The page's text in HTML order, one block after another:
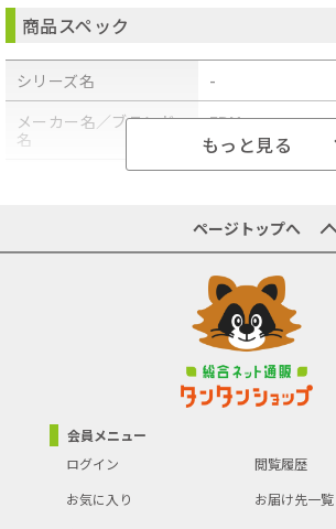
●日時指定、代金引換、熨斗や包装のご要望は
と予めご了承ください。
●【代金引換払い】【お届け時間指定】はご利
で、あらかじめご了承ください。
●ご注意：掲載している商品がオプション品
体セットの画像や説明を参照している場合が
に商品名・型式・部品番号等を必ずご確認くだ
商品スペック
シリーズ名
-
メーカー名／ブランド
名
EBM
業務用厨房機器・
もっと見る
ページトップへ
会員メニュー
ログイン
閲覧履歴
お気に入り
お届け先一覧